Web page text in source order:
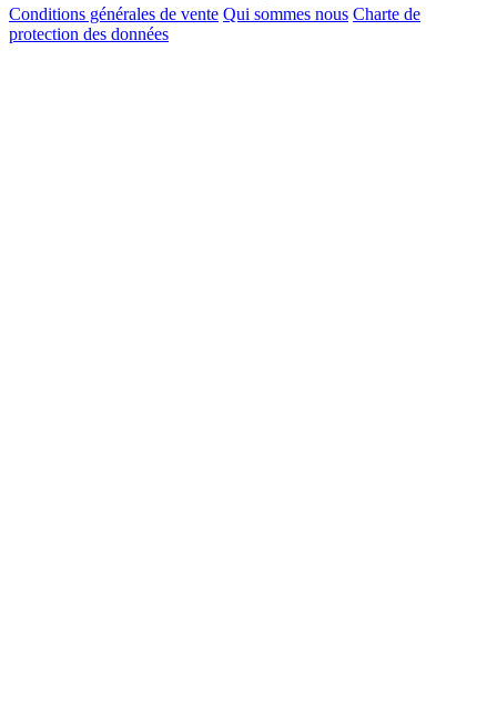
Conditions générales de vente Qui sommes nous Charte de
protection des données